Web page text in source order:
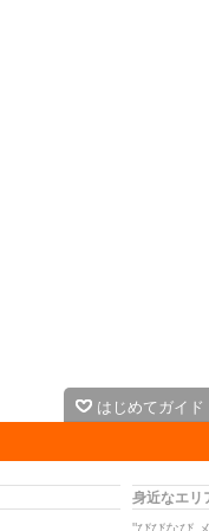
はじめてガイド
身近なエリ